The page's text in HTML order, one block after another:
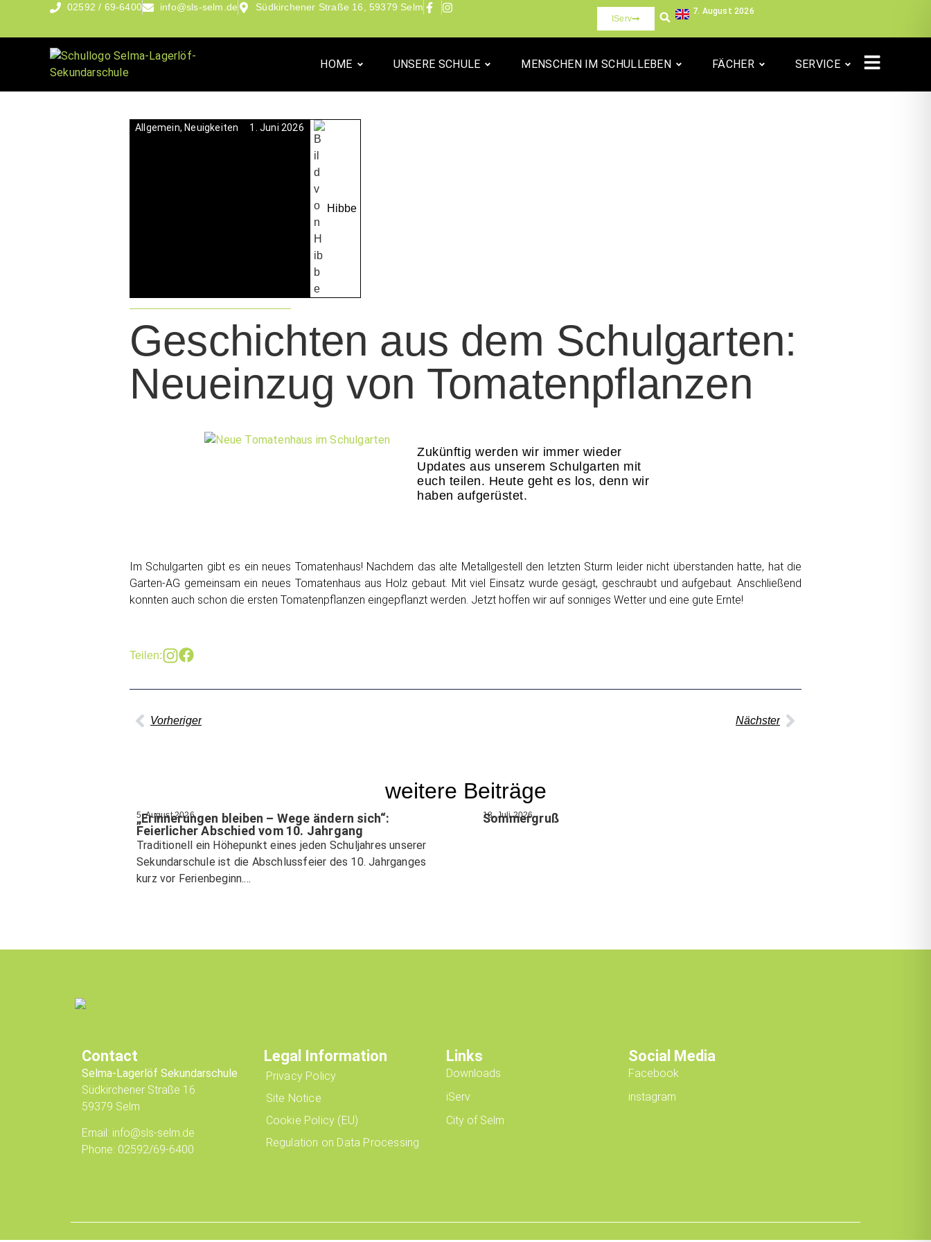
02592 / 69-6400 info@sls-selm.de Südkirchener Straße 16, 59379 Selm
IServ
7. August 2026
HOME UNSERE SCHULE MENSCHEN IM SCHULLEBEN FÄCHER SERVICE
Allgemein, Neuigkeiten 1. Juni 2026
Hibbe
Geschichten aus dem Schulgarten:
Neueinzug von Tomatenpflanzen
Zukünftig werden wir immer wieder
Updates aus unserem Schulgarten mit
euch teilen. Heute geht es los, denn wir
haben aufgerüstet.
Im Schulgarten gibt es ein neues Tomatenhaus! Nachdem das alte Metallgestell den letzten Sturm leider nicht überstanden hatte, hat die
Garten-AG gemeinsam ein neues Tomatenhaus aus Holz gebaut. Mit viel Einsatz wurde gesägt, geschraubt und aufgebaut. Anschließend
konnten auch schon die ersten Tomatenpflanzen eingepflanzt werden. Jetzt hoffen wir auf sonniges Wetter und eine gute Ernte!
Teilen:
Vorheriger Nächster
weitere Beiträge
5. August 2026
„Erinnerungen bleiben – Wege ändern sich“:
Feierlicher Abschied vom 10. Jahrgang
Traditionell ein Höhepunkt eines jeden Schuljahres unserer
Sekundarschule ist die Abschlussfeier des 10. Jahrganges
kurz vor Ferienbeginn....
18. Juli 2026
Sommergruß
Contact
Selma-Lagerlöf Sekundarschule
Südkirchener Straße 16
59379 Selm
Email: info@sls-selm.de
Phone: 02592/69-6400
Legal Information
Privacy Policy
Site Notice
Cookie Policy (EU)
Regulation on Data Processing
Links
Downloads
iServ
City of Selm
Social Media
Facebook
instagram